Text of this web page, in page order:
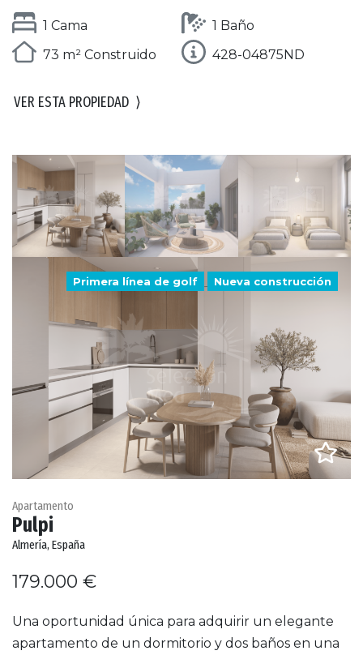
1 Cama
1 Baño
73 m² Construido
428-04875ND
VER ESTA PROPIEDAD ⟩
Primera línea de golf Nueva construcción
Apartamento
Pulpi
Almería, España
179.000 €
Una oportunidad única para adquirir un elegante
apartamento de un dormitorio y dos baños en una